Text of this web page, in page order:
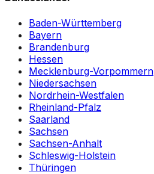
Baden-Württemberg
Bayern
Brandenburg
Hessen
Mecklenburg-Vorpommern
Niedersachsen
Nordrhein-Westfalen
Rheinland-Pfalz
Saarland
Sachsen
Sachsen-Anhalt
Schleswig-Holstein
Thüringen